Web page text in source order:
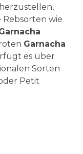
wie
Garnacha
es über
Sorten
Petit